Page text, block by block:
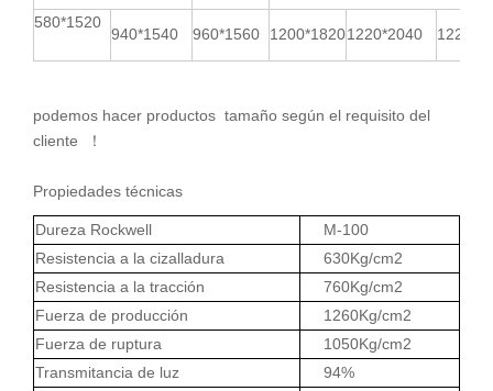
580*1520
940*1540 960*1560 1200*18201220*2040
podemos hacer productos tamaño según el requisito del
cliente ！
Propiedades técnicas
Dureza Rockwell
M-100
Resistencia a la cizalladura
630Kg/cm2
Resistencia a la tracción
760Kg/cm2
Fuerza de producción
1260Kg/cm2
Fuerza de ruptura
1050Kg/cm2
Transmitancia de luz
94%